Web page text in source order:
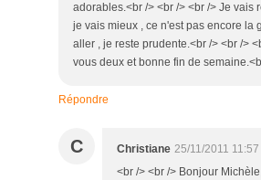
adorables.<br /> <br /> <br /> Je vais
je vais mieux , ce n'est pas encore la
aller , je reste prudente.<br /> <br />
vous deux et bonne fin de
Répondre
C Christiane 25/11/2011 11:57
<br /> <br /> Bonjour